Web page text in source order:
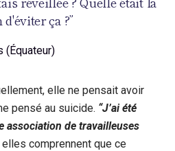
ça ?”
(Équateur)
elle ne pensait avoir
pensé au suicide. “J’ai été
association de travailleuses
comprennent que ce